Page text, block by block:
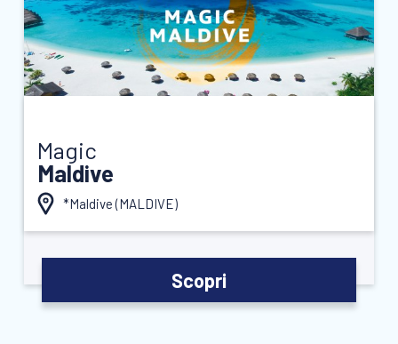
Magic
Maldive
*Maldive (MALDIVE)
Scopri